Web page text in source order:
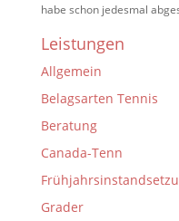
habe schon jedesmal
Leistungen
Allgemein
Belagsarten Tennis
Beratung
Canada-Tenn
Grader